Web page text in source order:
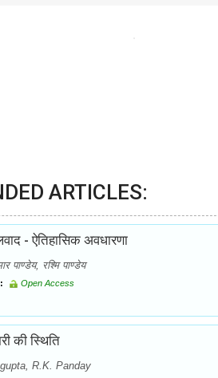
ARTICLES:
- ऐतिहासिक अवधारणा
पाण्डेय, रश्मि पाण्डेय
Open Access
की स्थिति
R.K. Panday